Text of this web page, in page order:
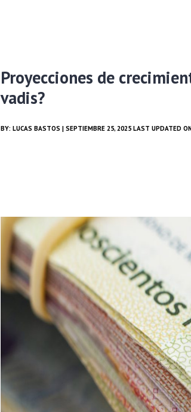
Proyecciones de
vadis?
BY: LUCAS BASTOS | SEPTIEMBRE 25, 2025 LAST UPDATED